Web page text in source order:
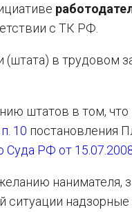
с ТК РФ.
в трудовом
штатов в том,
п. 10 постановления
Суда РФ от
ситуации